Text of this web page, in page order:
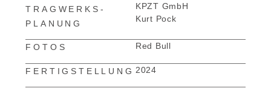
TRAGWERKS-
PLANUNG
KPZT GmbH
Kurt Pock
FOTOS Red Bull
FERTIGSTELLUNG 2024